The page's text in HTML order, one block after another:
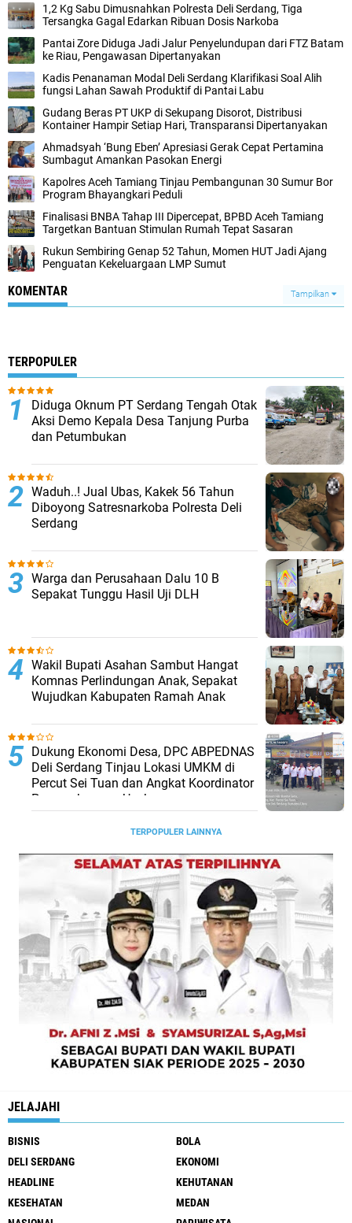
1,2 Kg Sabu Dimusnahkan Polresta Deli Serdang, Tiga
Tersangka Gagal Edarkan Ribuan Dosis Narkoba
Pantai Zore Diduga Jadi Jalur Penyelundupan dari FTZ Batam
ke Riau, Pengawasan Dipertanyakan
Kadis Penanaman Modal Deli Serdang Klarifikasi Soal Alih
fungsi Lahan Sawah Produktif di Pantai Labu
Gudang Beras PT UKP di Sekupang Disorot, Distribusi
Kontainer Hampir Setiap Hari, Transparansi Dipertanyakan
Ahmadsyah ‘Bung Eben’ Apresiasi Gerak Cepat Pertamina
Sumbagut Amankan Pasokan Energi
Kapolres Aceh Tamiang Tinjau Pembangunan 30 Sumur Bor
Program Bhayangkari Peduli
Finalisasi BNBA Tahap III Dipercepat, BPBD Aceh Tamiang
Targetkan Bantuan Stimulan Rumah Tepat Sasaran
Rukun Sembiring Genap 52 Tahun, Momen HUT Jadi Ajang
Penguatan Kekeluargaan LMP Sumut
KOMENTAR Tampilkan
TERPOPULER
Diduga Oknum PT Serdang Tengah Otak
Aksi Demo Kepala Desa Tanjung Purba
dan Petumbukan
Waduh..! Jual Ubas, Kakek 56 Tahun
Diboyong Satresnarkoba Polresta Deli
Serdang
Warga dan Perusahaan Dalu 10 B
Sepakat Tunggu Hasil Uji DLH
Wakil Bupati Asahan Sambut Hangat
Komnas Perlindungan Anak, Sepakat
Wujudkan Kabupaten Ramah Anak
Dukung Ekonomi Desa, DPC ABPEDNAS
Deli Serdang Tinjau Lokasi UMKM di
Percut Sei Tuan dan Angkat Koordinator
Pengembangan Usaha
TERPOPULER LAINNYA
JELAJAHI
BISNIS
BOLA
DELI SERDANG
EKONOMI
HEADLINE
KEHUTANAN
KESEHATAN
MEDAN